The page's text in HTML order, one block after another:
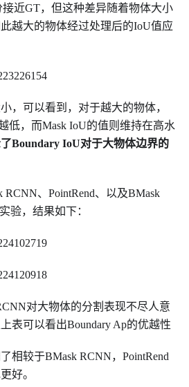
接近GT，但这种差异随着物体大小
越大的物体经过处理后的IoU值应
，可以看到，对于越大的物体，
低，而Mask IoU的值则维持在高水
Boundary IoU对于大物体边界的
RCNN、PointRend、以及BMask
验，结果如下：
对大物体的分割表现不尽人意
表可以看出Boundary Ap的优越性
相较于BMask RCNN，PointRend
好。